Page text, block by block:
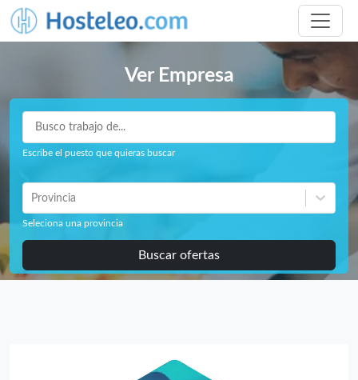
Ver Empresa
Escribe el puesto que quieras buscar
Provincia
Seleciona una provincia
Buscar ofertas